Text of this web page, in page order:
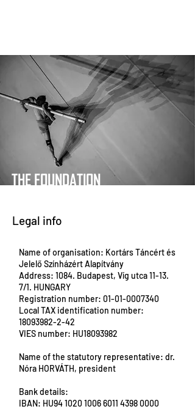
THE FOUNDATION
Legal info
Name of organisation: Kortárs Táncért és
Jelelő Színházért Alapítvány
Address: 1084. Budapest, Víg utca 11-13.
7/1. HUNGARY
Registration number: 01-01-0007340
Local TAX identification number:
18093982-2-42
VIES number: HU18093982
Name of the statutory representative: dr.
Nóra HORVÁTH, president
Bank details:
IBAN: HU941020 1006 6011 43980000